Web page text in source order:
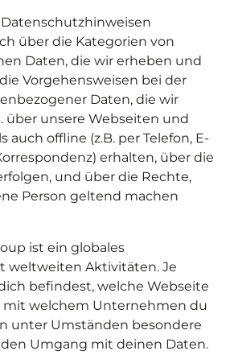
über die Kategorien von
Daten, die wir erheben und
Vorgehensweisen bei der
Daten, die wir
über unsere Webseiten und
auch offline (z.B. per Telefon, E-
erhalten, über die
und über die Rechte,
Person geltend machen
ist ein globales
weltweiten Aktivitäten. Je
befindest, welche Webseite
mit welchem Unternehmen du
unter Umständen besondere
Umgang mit deinen Daten.